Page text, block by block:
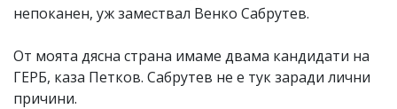
непоканен, уж замествал Венко Сабрутев.
От моята дясна страна имаме двама кандидати на
ГЕРБ, каза Петков. Сабрутев не е тук заради лични
причини.